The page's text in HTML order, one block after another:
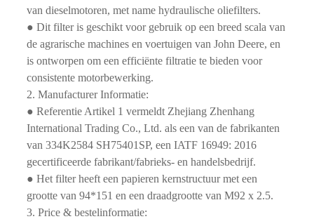
van dieselmotoren, met name hydraulische oliefilters.
● Dit filter is geschikt voor gebruik op een breed scala van
de agrarische machines en voertuigen van John Deere, en
is ontworpen om een ​​efficiënte filtratie te bieden voor
consistente motorbewerking.
2. Manufacturer Informatie:
● Referentie Artikel 1 vermeldt Zhejiang Zhenhang
International Trading Co., Ltd. als een van de fabrikanten
van 334K2584 SH75401SP, een IATF 16949: 2016
gecertificeerde fabrikant/fabrieks- en handelsbedrijf.
● Het filter heeft een papieren kernstructuur met een
grootte van 94*151 en een draadgrootte van M92 x 2.5.
3. Price & bestelinformatie: